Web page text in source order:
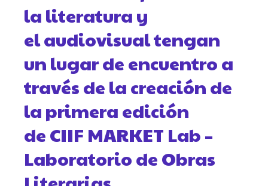
la literatura y
el audiovisual tengan
un lugar de encuentro a
través de la creación de
la primera edición
de CIIF MARKET Lab –
Laboratorio de Obras